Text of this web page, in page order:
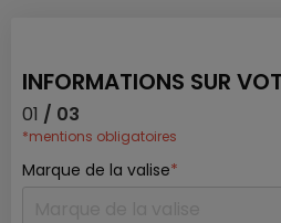
INFORMATIONS SUR
01 / 03
*mentions obligatoires
Marque de la valise*